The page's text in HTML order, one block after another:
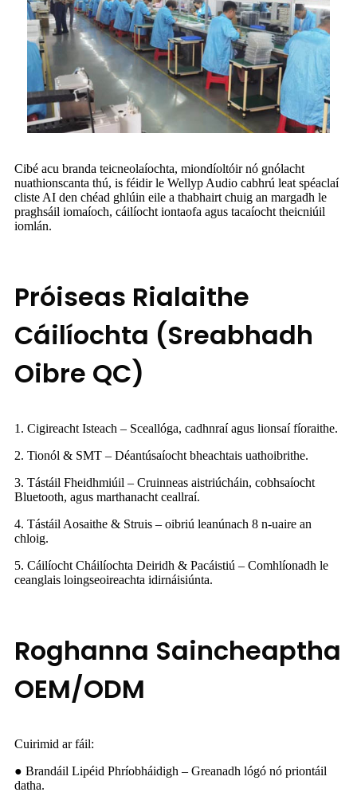
Cibé acu branda teicneolaíochta, miondíoltóir nó gnólacht
nuathionscanta thú, is féidir le Wellyp Audio cabhrú leat spéaclaí
cliste AI den chéad ghlúin eile a thabhairt chuig an margadh le
praghsáil iomaíoch, cáilíocht iontaofa agus tacaíocht theicniúil
iomlán.
Próiseas Rialaithe
Cáilíochta (Sreabhadh
Oibre QC)
1. Cigireacht Isteach – Sceallóga, cadhnraí agus lionsaí fíoraithe.
2. Tionól & SMT – Déantúsaíocht bheachtais uathoibrithe.
3. Tástáil Fheidhmiúil – Cruinneas aistriúcháin, cobhsaíocht
Bluetooth, agus marthanacht ceallraí.
4. Tástáil Aosaithe & Struis – oibriú leanúnach 8 n-uaire an
chloig.
5. Cáilíocht Cháilíochta Deiridh & Pacáistiú – Comhlíonadh le
ceanglais loingseoireachta idirnáisiúnta.
Roghanna Saincheaptha
OEM/ODM
Cuirimid ar fáil:
● Brandáil Lipéid Phríobháidigh – Greanadh lógó nó priontáil
datha.